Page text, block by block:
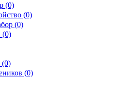
(0)
(0)
(0)
(0)
(0)
(0)